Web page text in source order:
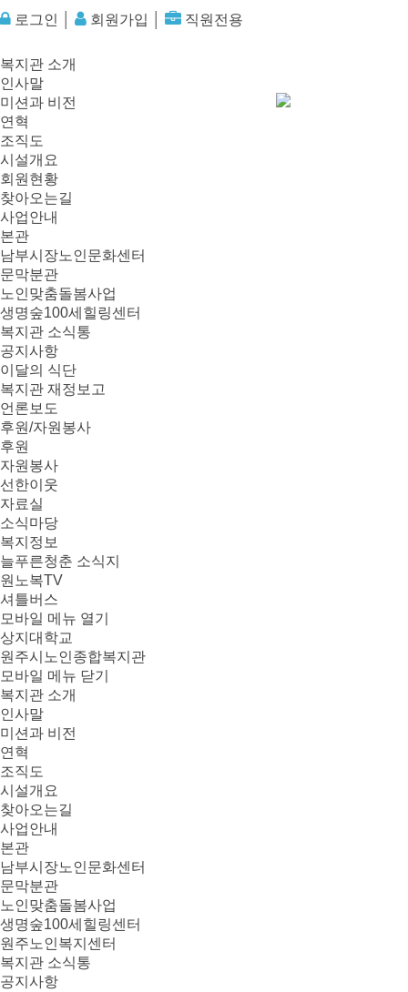
로그인 회원가입 직원전용
복지관 소개
인사말
미션과 비전
연혁
조직도
시설개요
회원현황
찾아오는길
사업안내
본관
남부시장노인문화센터
문막분관
노인맞춤돌봄사업
생명숲100세힐링센터
복지관 소식통
공지사항
이달의 식단
복지관 재정보고
언론보도
후원/자원봉사
후원
자원봉사
선한이웃
자료실
소식마당
복지정보
늘푸른청춘 소식지
원노복TV
셔틀버스
모바일 메뉴 열기
상지대학교
원주시노인종합복지관
모바일 메뉴 닫기
복지관 소개
인사말
미션과 비전
연혁
조직도
시설개요
찾아오는길
사업안내
본관
남부시장노인문화센터
문막분관
노인맞춤돌봄사업
생명숲100세힐링센터
원주노인복지센터
복지관 소식통
공지사항